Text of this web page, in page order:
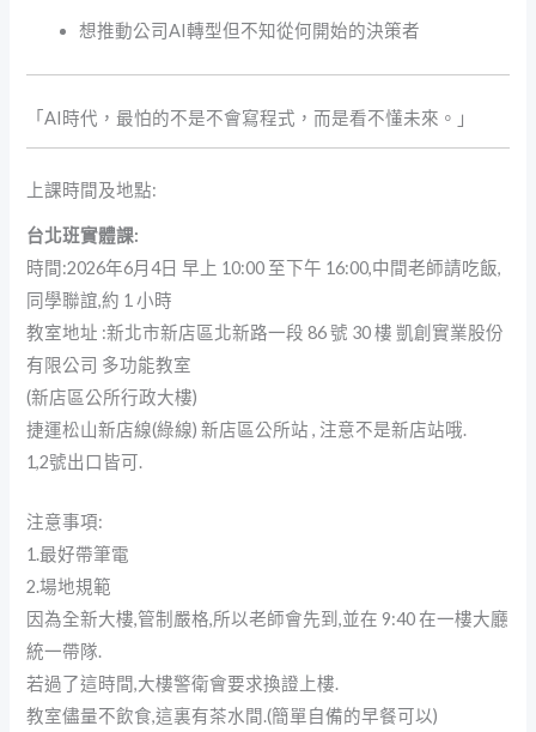
想推動公司AI轉型但不知從何開始的決策者
「AI時代，最怕的不是不會寫程式，而是看不懂未來。」
上課時間及地點:
台北班實體課:
時間:2026年6月4日 早上 10:00 至下午 16:00,中間老師請吃飯,
同學聯誼,約 1 小時
教室地址 :新北市新店區北新路一段 86 號 30 樓 凱創實業股份
有限公司 多功能教室
(新店區公所行政大樓)
捷運松山新店線(綠線) 新店區公所站 , 注意不是新店站哦.
1,2號出口皆可.
注意事項:
1.最好帶筆電
2.場地規範
因為全新大樓,管制嚴格,所以老師會先到,並在 9:40 在一樓大廳
統一帶隊.
若過了這時間,大樓警衛會要求換證上樓.
教室儘量不飲食,這裏有茶水間.(簡單自備的早餐可以)